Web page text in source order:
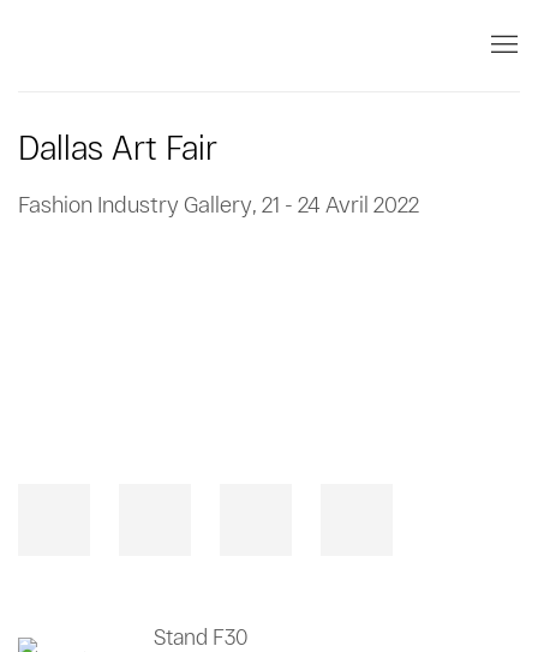
Dallas Art Fair
Fashion Industry Gallery, 21 - 24 Avril 2022
Stand F30